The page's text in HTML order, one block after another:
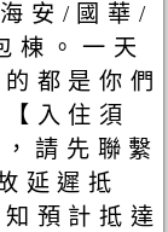
安/國華/
棟。一天
都是你們
入住須
請先聯繫
延遲抵
預計抵達